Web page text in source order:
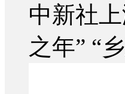
中新社
之年” “